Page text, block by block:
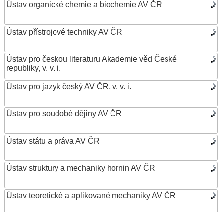
Ústav organické chemie a biochemie AV ČR
Ústav přístrojové techniky AV ČR
Ústav pro českou literaturu Akademie věd České
republiky, v. v. i.
Ústav pro jazyk český AV ČR, v. v. i.
Ústav pro soudobé dějiny AV ČR
Ústav státu a práva AV ČR
Ústav struktury a mechaniky hornin AV ČR
Ústav teoretické a aplikované mechaniky AV ČR